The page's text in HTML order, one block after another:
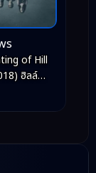
of Hill
ฮิลล์